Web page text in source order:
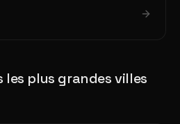
les plus grandes villes